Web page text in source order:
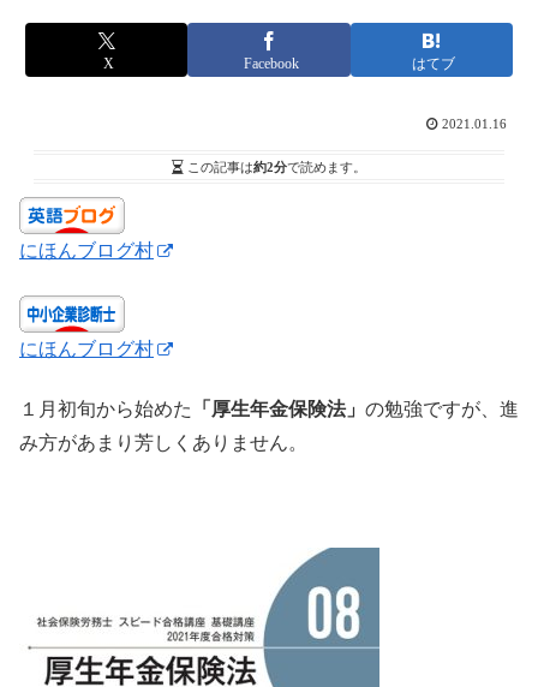
X Facebook はてブ
2021.01.16
この記事は約2分で読めます。
にほんブログ村
にほんブログ村
１月初旬から始めた 「厚生年金保険法」 の勉強ですが、進
み方があまり芳しくありません。